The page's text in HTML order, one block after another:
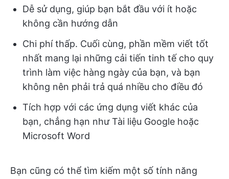
Dễ sử dụng, giúp bạn bắt đầu với ít hoặc
không cần hướng dẫn
Chi phí thấp. Cuối cùng, phần mềm viết tốt
nhất mang lại những cải tiến tinh tế cho quy
trình làm việc hàng ngày của bạn, và bạn
không nên phải trả quá nhiều cho điều đó
Tích hợp với các ứng dụng viết khác của
bạn, chẳng hạn như Tài liệu Google hoặc
Microsoft Word
Bạn cũng có thể tìm kiếm một số tính năng